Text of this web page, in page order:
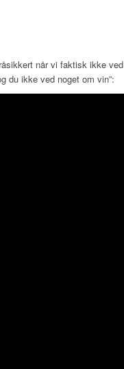
når vi faktisk ikke ved
du ikke ved noget om vin”: